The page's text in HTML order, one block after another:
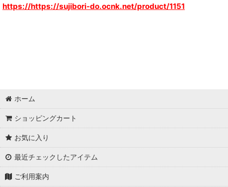
https://https://sujibori-do.ocnk.net/product/1151
ホーム
ショッピングカート
お気に入り
最近チェックしたアイテム
ご利用案内